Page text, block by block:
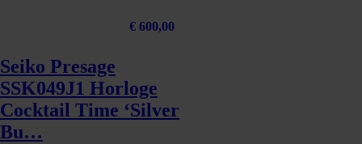
€ 600,00
Seiko Presage
SSK049J1 Horloge
Cocktail Time ‘Silver
Bu…